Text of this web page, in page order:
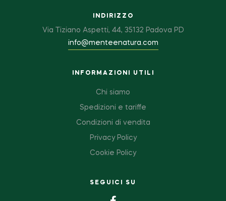
INDIRIZZO
Via Tiziano Aspetti, 44, 35132 Padova PD
info@menteenatura.com
INFORMAZIONI UTILI
Chi siamo
Spedizioni e tariffe
Condizioni di vendita
Privacy Policy
Cookie Policy
SEGUICI SU